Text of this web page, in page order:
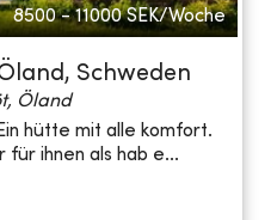
8500 - 11000 SEK/Woche
Schweden
Öland
hütte mit alle komfort.
ihnen als hab e...